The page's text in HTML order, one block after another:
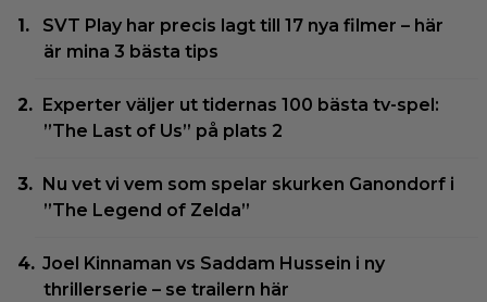
SVT Play har precis lagt till 17 nya filmer – här
är mina 3 bästa tips
Experter väljer ut tidernas 100 bästa tv-spel:
”The Last of Us” på plats 2
Nu vet vi vem som spelar skurken Ganondorf i
”The Legend of Zelda”
Joel Kinnaman vs Saddam Hussein i ny
thrillerserie – se trailern här